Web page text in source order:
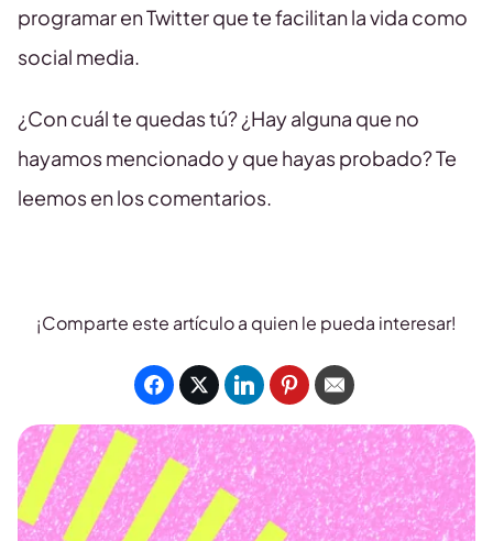
programar en Twitter que te facilitan la vida como
social media.
¿Con cuál te quedas tú? ¿Hay alguna que no
hayamos mencionado y que hayas probado? Te
leemos en los comentarios.
¡Comparte este artículo a quien le pueda interesar!